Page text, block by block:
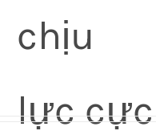
chịu
lực cực